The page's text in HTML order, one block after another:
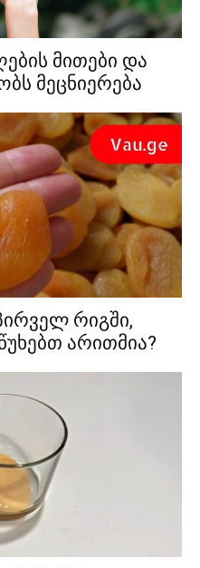
მითები და
მეცნიერება
რიგში,
არითმია?